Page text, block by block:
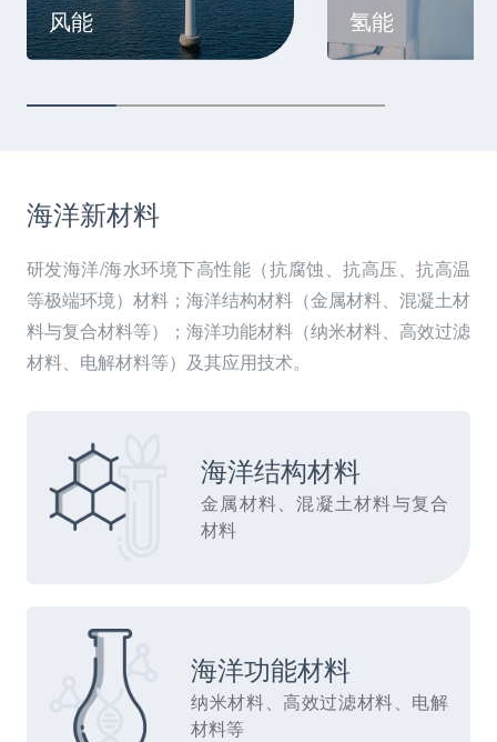
风能 氢能
海洋新材料
研发海洋/海水环境下高性能（抗腐蚀、抗高压、抗高温
等极端环境）材料；海洋结构材料（金属材料、混凝土材
料与复合材料等）；海洋功能材料（纳米材料、高效过滤
材料、电解材料等）及其应用技术。
海洋结构材料
金属材料、混凝土材料与复合
材料
海洋功能材料
纳米材料、高效过滤材料、电解
材料等